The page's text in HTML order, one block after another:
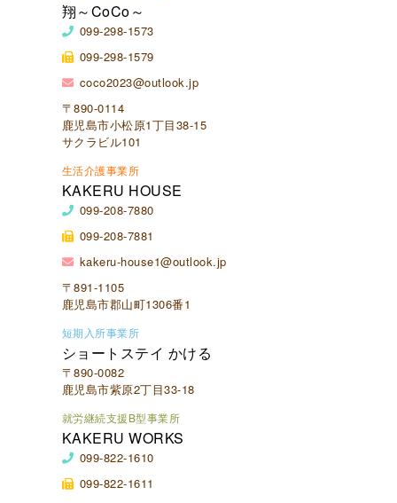
翔～CoCo～
099-298-1573
099-298-1579
coco2023@outlook.jp
〒890-0114
鹿児島市小松原1丁目38-15
サクラビル101
生活介護事業所
KAKERU HOUSE
099-208-7880
099-208-7881
kakeru-house1@outlook.jp
〒891-1105
鹿児島市郡山町1306番1
短期入所事業所
ショートステイ かける
〒890-0082
鹿児島市紫原2丁目33-18
就労継続支援B型事業所
KAKERU WORKS
099-822-1610
099-822-1611